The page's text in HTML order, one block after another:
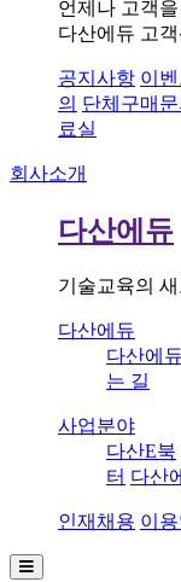
언제나 고객
다산에듀 고
공지사항 이벤
의 단체구매문
료실
회사소개
다산에듀
기술교육의
다산에듀
다산에
는 길
사업분야
다산E북
터 다산
인재채용 이